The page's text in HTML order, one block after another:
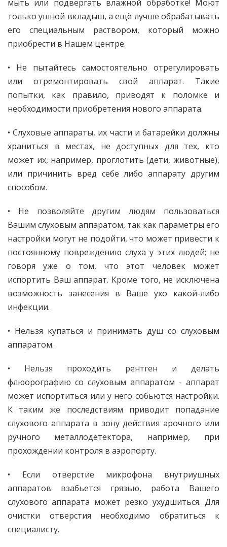
мыть или подвергать влажной обработке! Моют
только ушной вкладыш, а ещё лучше обрабатывать
его специальным раствором, который можно
приобрести в Нашем центре.
• Не пытайтесь самостоятельно отрегулировать
или отремонтировать свой аппарат. Такие
попытки, как правило, приводят к поломке и
необходимости приобретения нового аппарата.
• Слуховые аппараты, их части и батарейки должны
храниться в местах, не доступных для тех, кто
может их, например, проглотить (дети, животные),
или причинить вред себе либо аппарату другим
способом.
• Не позволяйте другим людям пользоваться
Вашим слуховым аппаратом, так как параметры его
настройки могут не подойти, что может привести к
постоянному повреждению слуха у этих людей; не
говоря уже о том, что этот человек может
испортить Ваш аппарат. Кроме того, не исключена
возможность занесения в Ваше ухо какой-либо
инфекции.
• Нельзя купаться и принимать душ со слуховым
аппаратом.
• Нельзя проходить рентген и делать
флюорографию со слуховым аппаратом - аппарат
может испортиться или у него собьются настройки.
К таким же последствиям приводит попадание
слухового аппарата в зону действия арочного или
ручного металлодетектора, например, при
прохождении контроля в аэропорту.
• Если отверстие микрофона внутриушных
аппаратов взабьется грязью, работа Вашего
слухового аппарата может резко ухудшиться. Для
очистки отверстия необходимо обратиться к
специалисту.